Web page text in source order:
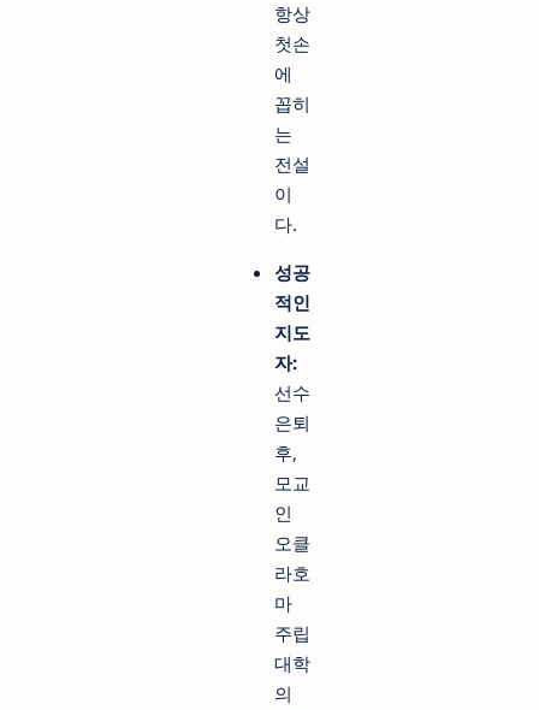
항상
첫손
에
꼽히
는
전설
이
다.
성공
적인
지도
자:
선수
은퇴
후,
모교
인
오클
라호
마
주립
대학
의